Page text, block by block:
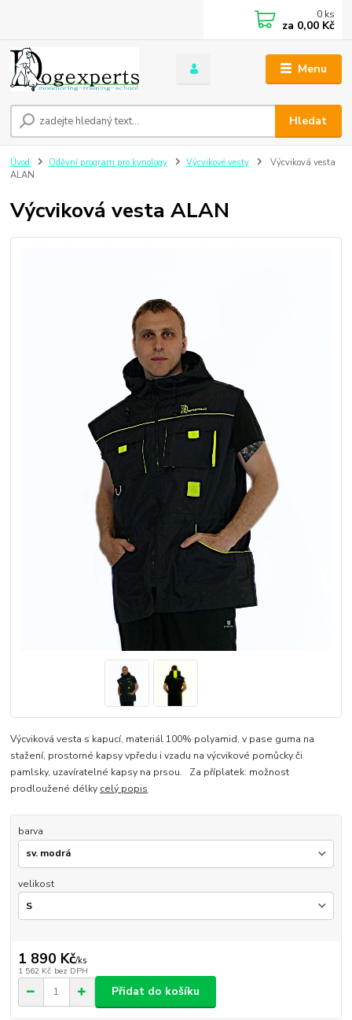
Menu
Hledat
0 ks
za 0,00 Kč
Úvod Oděvní program pro kynology Výcvikové vesty
Výcviková vesta
ALAN
Výcviková vesta ALAN
Výcviková vesta s kapucí, materiál 100% polyamid, v pase guma na
stažení, prostorné kapsy vpředu i vzadu na výcvikové pomůcky či
pamlsky, uzavíratelné kapsy na prsou. Za příplatek: možnost
prodloužené délky celý popis
barva
velikost
1 890 Kč/ks
1 562 Kč bez DPH
Přidat do košíku